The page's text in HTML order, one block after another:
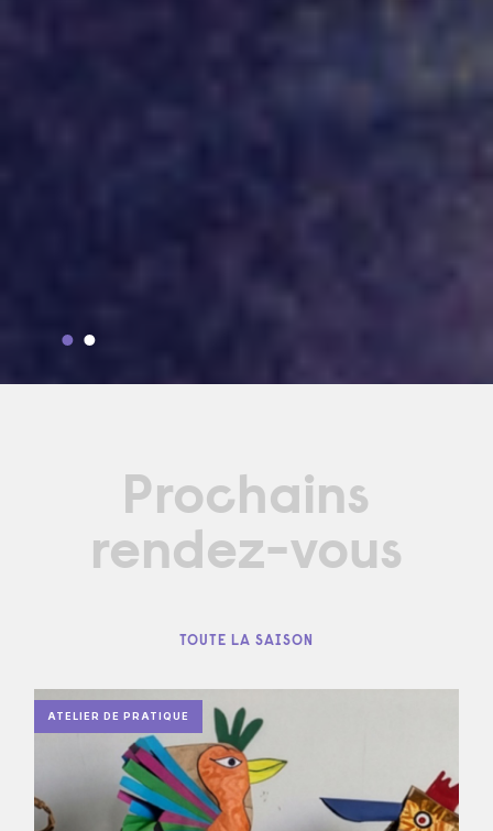
Prochains
rendez-vous
TOUTE LA SAISON
ATELIER DE PRATIQUE